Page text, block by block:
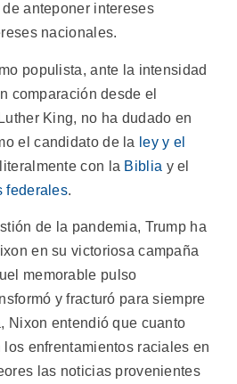
anteponer intereses
nacionales.
populista, ante la intensidad
comparación desde el
King, no ha dudado en
el candidato de la ley y el
con la Biblia y el
federales.
de la pandemia, Trump ha
en su victoriosa campaña
memorable pulso
y fracturó para siempre
Nixon entendió que cuanto
enfrentamientos raciales en
las noticias provenientes